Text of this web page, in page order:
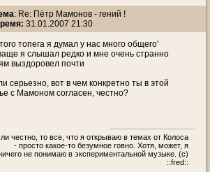
: Re: Пётр Мамонов - гений !
31.01.2007 21:30
топега я думал у нас много общего'
я слышал редко и мне очень странно
выздоровел почти
серьезно, вот в чем конкретно ты в этой
с Мамоном согласен, честно?
честно, то все, что я открываю в темах от Колоса
- просто какое-то безумное говно. Хотя, может, я
не понимаю в экспериментальной музыке. (c)
::fred::